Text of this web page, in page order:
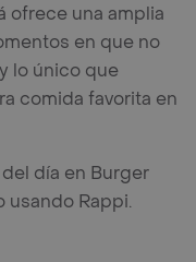
ofrece una amplia
en que no
lo único que
comida favorita en
día en Burger
usando Rappi.